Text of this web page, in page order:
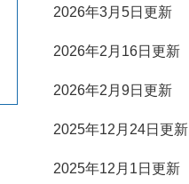
2026年3月5日更新
2026年2月16日更新
2026年2月9日更新
2025年12月24日更新
2025年12月1日更新